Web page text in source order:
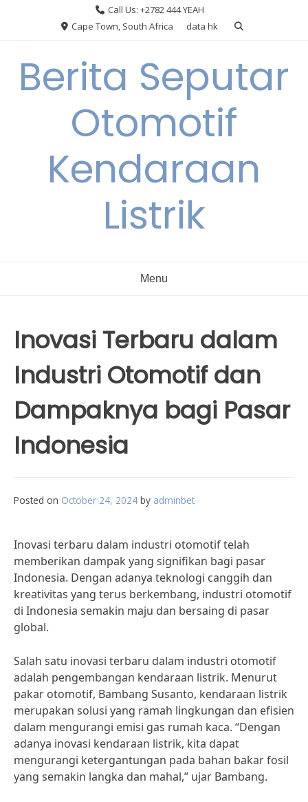
Call Us: +2782 444 YEAH
Cape Town, South Africa
data hk
Berita Seputar
Otomotif
Kendaraan
Listrik
Menu
Inovasi Terbaru dalam
Industri Otomotif dan
Dampaknya bagi Pasar
Indonesia
Posted on October 24, 2024 by adminbet
Inovasi terbaru dalam industri otomotif telah
memberikan dampak yang signifikan bagi pasar
Indonesia. Dengan adanya teknologi canggih dan
kreativitas yang terus berkembang, industri otomotif
di Indonesia semakin maju dan bersaing di pasar
global.
Salah satu inovasi terbaru dalam industri otomotif
adalah pengembangan kendaraan listrik. Menurut
pakar otomotif, Bambang Susanto, kendaraan listrik
merupakan solusi yang ramah lingkungan dan efisien
dalam mengurangi emisi gas rumah kaca. “Dengan
adanya inovasi kendaraan listrik, kita dapat
mengurangi ketergantungan pada bahan bakar fosil
yang semakin langka dan mahal,” ujar Bambang.